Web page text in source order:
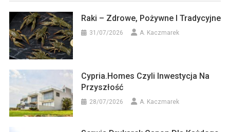
Raki – Zdrowe, Pożywne I Tradycyjne
31/07/2026 A. Kaczmarek
Cypria.homes Czyli Inwestycja Na
Przyszłość
28/07/2026 A. Kaczmarek